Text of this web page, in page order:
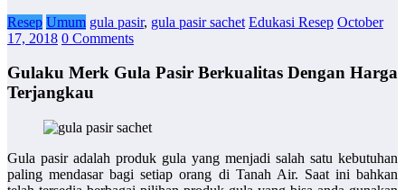
Resep Umum gula pasir, gula pasir sachet Edukasi Resep October
17, 2018 0 Comments
Gulaku Merk Gula Pasir Berkualitas Dengan Harga
Terjangkau
Gula pasir adalah produk gula yang menjadi salah satu kebutuhan
paling mendasar bagi setiap orang di Tanah Air. Saat ini bahkan